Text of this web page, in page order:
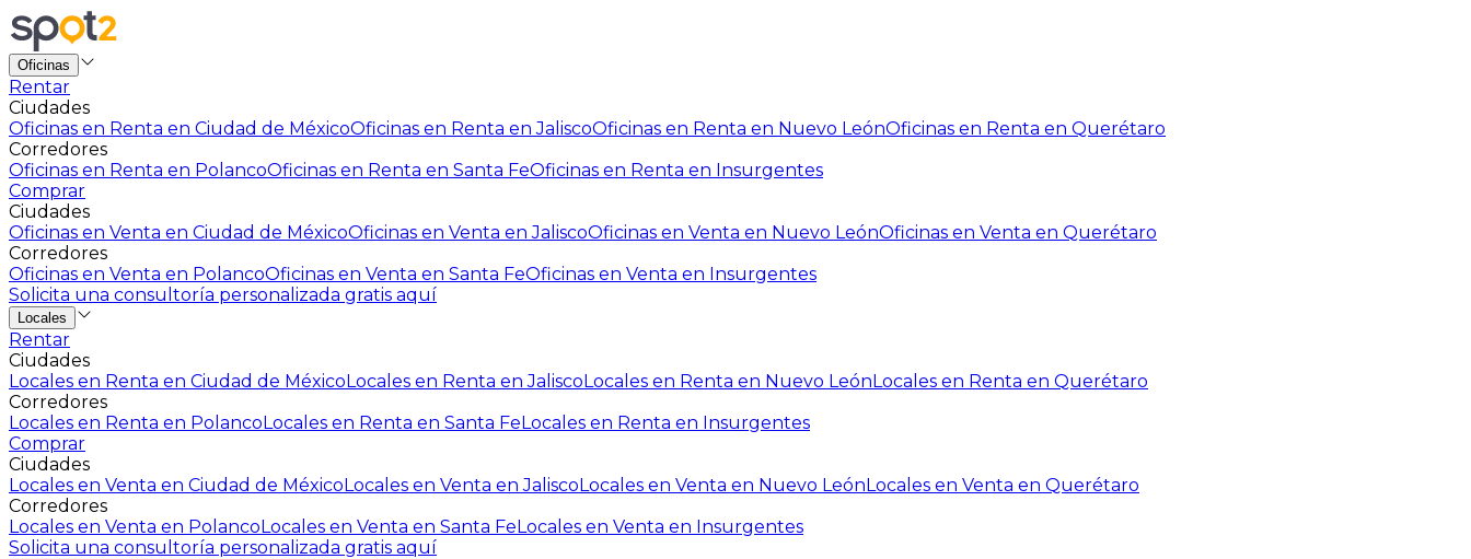
Oficinas
Rentar
Ciudades
Oficinas en Renta en Ciudad de MéxicoOficinas en Renta en JaliscoOficinas en Renta en Nuevo LeónOficinas en Renta en Querétaro
Corredores
Oficinas en Renta en PolancoOficinas en Renta en Santa FeOficinas en Renta en Insurgentes
Comprar
Ciudades
Oficinas en Venta en Ciudad de MéxicoOficinas en Venta en JaliscoOficinas en Venta en Nuevo LeónOficinas en Venta en Querétaro
Corredores
Oficinas en Venta en PolancoOficinas en Venta en Santa FeOficinas en Venta en Insurgentes
Solicita una consultoría personalizada gratis aquí
Locales
Rentar
Ciudades
Locales en Renta en Ciudad de MéxicoLocales en Renta en JaliscoLocales en Renta en Nuevo LeónLocales en Renta en Querétaro
Corredores
Locales en Renta en PolancoLocales en Renta en Santa FeLocales en Renta en Insurgentes
Comprar
Ciudades
Locales en Venta en Ciudad de MéxicoLocales en Venta en JaliscoLocales en Venta en Nuevo LeónLocales en Venta en Querétaro
Corredores
Locales en Venta en PolancoLocales en Venta en Santa FeLocales en Venta en Insurgentes
Solicita una consultoría personalizada gratis aquí